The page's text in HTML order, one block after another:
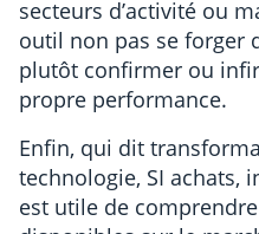
secteurs d’activité ou
outil non pas se forger
plutôt confirmer ou
propre performance.
Enfin, qui dit
technologie, SI achats,
est utile de